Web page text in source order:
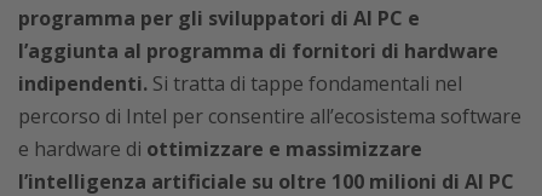
programma per gli sviluppatori di AI PC e
l’aggiunta al programma di fornitori di hardware
indipendenti. Si tratta di tappe fondamentali nel
percorso di Intel per consentire all’ecosistema software
e hardware di ottimizzare e massimizzare
l’intelligenza artificiale su oltre 100 milioni di AI PC